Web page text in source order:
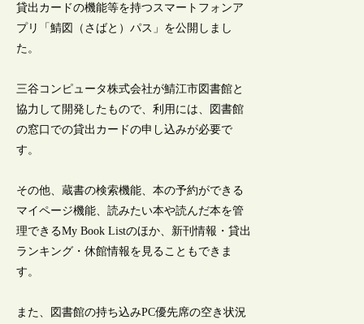
貸出カードの機能等を持つスマートフォンア
プリ「鯖図（さばと）パス」を公開しまし
た。
三谷コンピュータ株式会社が鯖江市図書館と
協力して開発したもので、利用には、図書館
の窓口での貸出カードの申し込みが必要で
す。
その他、蔵書の検索機能、本の予約ができる
マイページ機能、読みたい本や読んだ本を管
理できるMy Book Listのほか、新刊情報・貸出
ランキング・休館情報を見ることもできま
す。
また、図書館の持ち込みPC優先席の空き状況